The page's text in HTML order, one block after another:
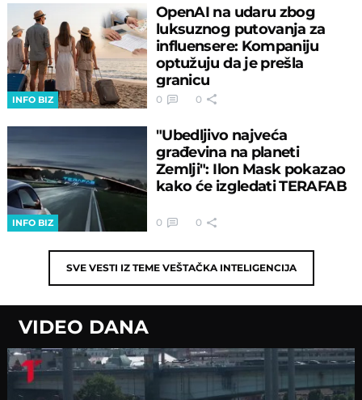
INFO BIZ
OpenAI na udaru zbog
luksuznog putovanja za
influensere: Kompaniju
optužuju da je prešla
granicu
0 0
INFO BIZ
"Ubedljivo najveća
građevina na planeti
Zemlji": Ilon Mask pokazao
kako će izgledati TERAFAB
0 0
SVE VESTI IZ TEME VEŠTAČKA INTELIGENCIJA
VIDEO DANA